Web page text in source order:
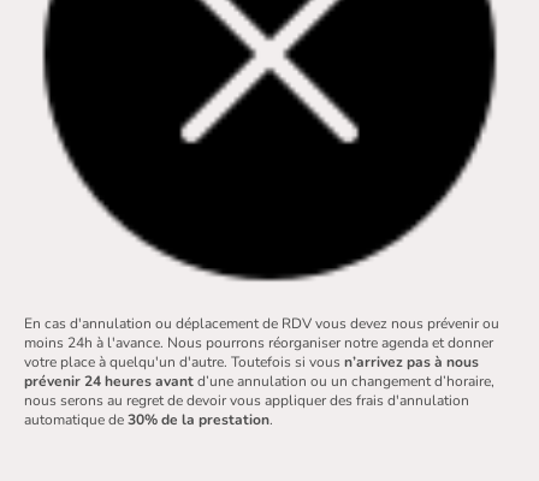
En cas d'annulation ou déplacement de RDV vous devez nous prévenir ou
moins 24h à l'avance. Nous pourrons réorganiser notre agenda et donner
votre place à quelqu'un d'autre. Toutefois si vousn’arrivez pas à nous
prévenir 24 heures avantd’une annulation ou un changement d’horaire,
nous serons au regret de devoir vous appliquer des frais d'annulation
automatique de30% de la prestation.